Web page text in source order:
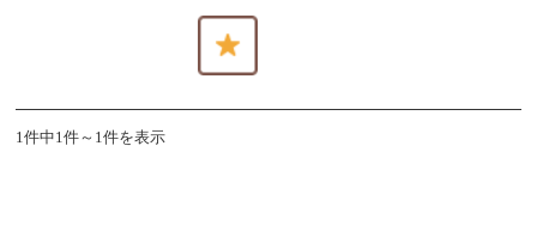
1件中1件～1件を表示